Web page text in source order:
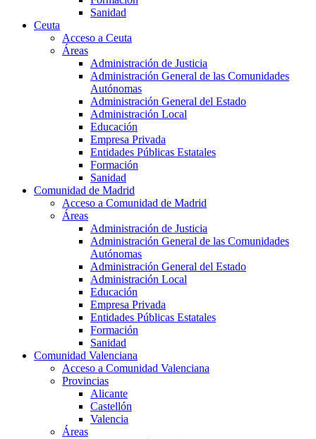
Sanidad
Ceuta
Acceso a Ceuta
Áreas
Administración de Justicia
Administración General de las Comunidades
Autónomas
Administración General del Estado
Administración Local
Educación
Empresa Privada
Entidades Públicas Estatales
Formación
Sanidad
Comunidad de Madrid
Acceso a Comunidad de Madrid
Áreas
Administración de Justicia
Administración General de las Comunidades
Autónomas
Administración General del Estado
Administración Local
Educación
Empresa Privada
Entidades Públicas Estatales
Formación
Sanidad
Comunidad Valenciana
Acceso a Comunidad Valenciana
Provincias
Alicante
Castellón
Valencia
Áreas